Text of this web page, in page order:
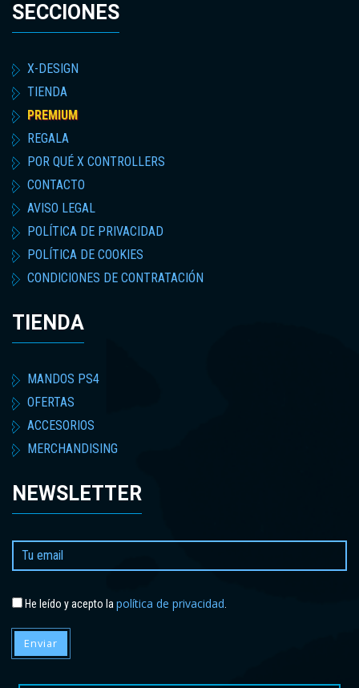
SECCIONES
X-DESIGN
TIENDA
PREMIUM
REGALA
POR QUÉ X CONTROLLERS
CONTACTO
AVISO LEGAL
POLÍTICA DE PRIVACIDAD
POLÍTICA DE COOKIES
CONDICIONES DE CONTRATACIÓN
TIENDA
MANDOS PS4
OFERTAS
ACCESORIOS
MERCHANDISING
NEWSLETTER
He leído y acepto lapolítica de privacidad.
Enviar